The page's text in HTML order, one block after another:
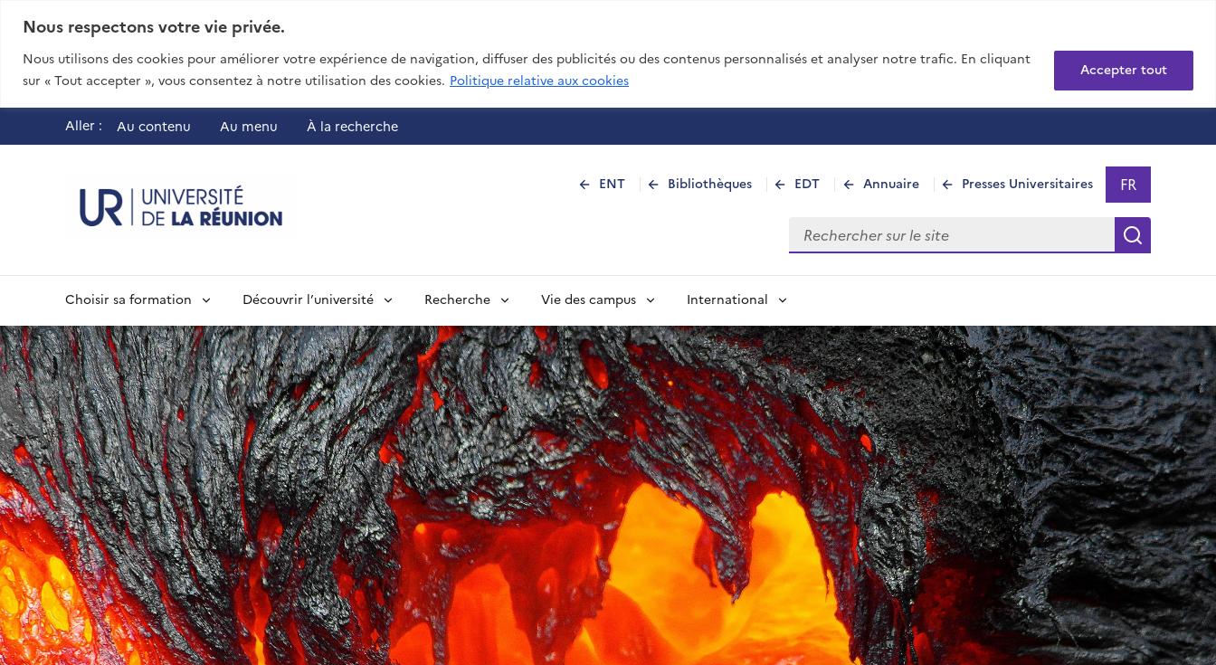
Nous respectons votre vie privée.
Nous utilisons des cookies pour améliorer votre expérience de navigation, diffuser des publicités ou des contenus personnalisés et analyser notre trafic. En cliquant
sur « Tout accepter », vous consentez à notre utilisation des cookies. Politique relative aux cookies
Accepter tout
Aller : Au contenu Au menu À la recherche
ENT Bibliothèques EDT Annuaire Presses Universitaires Sélectionner
FR
- Français
Rechercher sur le site
Choisir sa formation Découvrir l’université Recherche Vie des campus International